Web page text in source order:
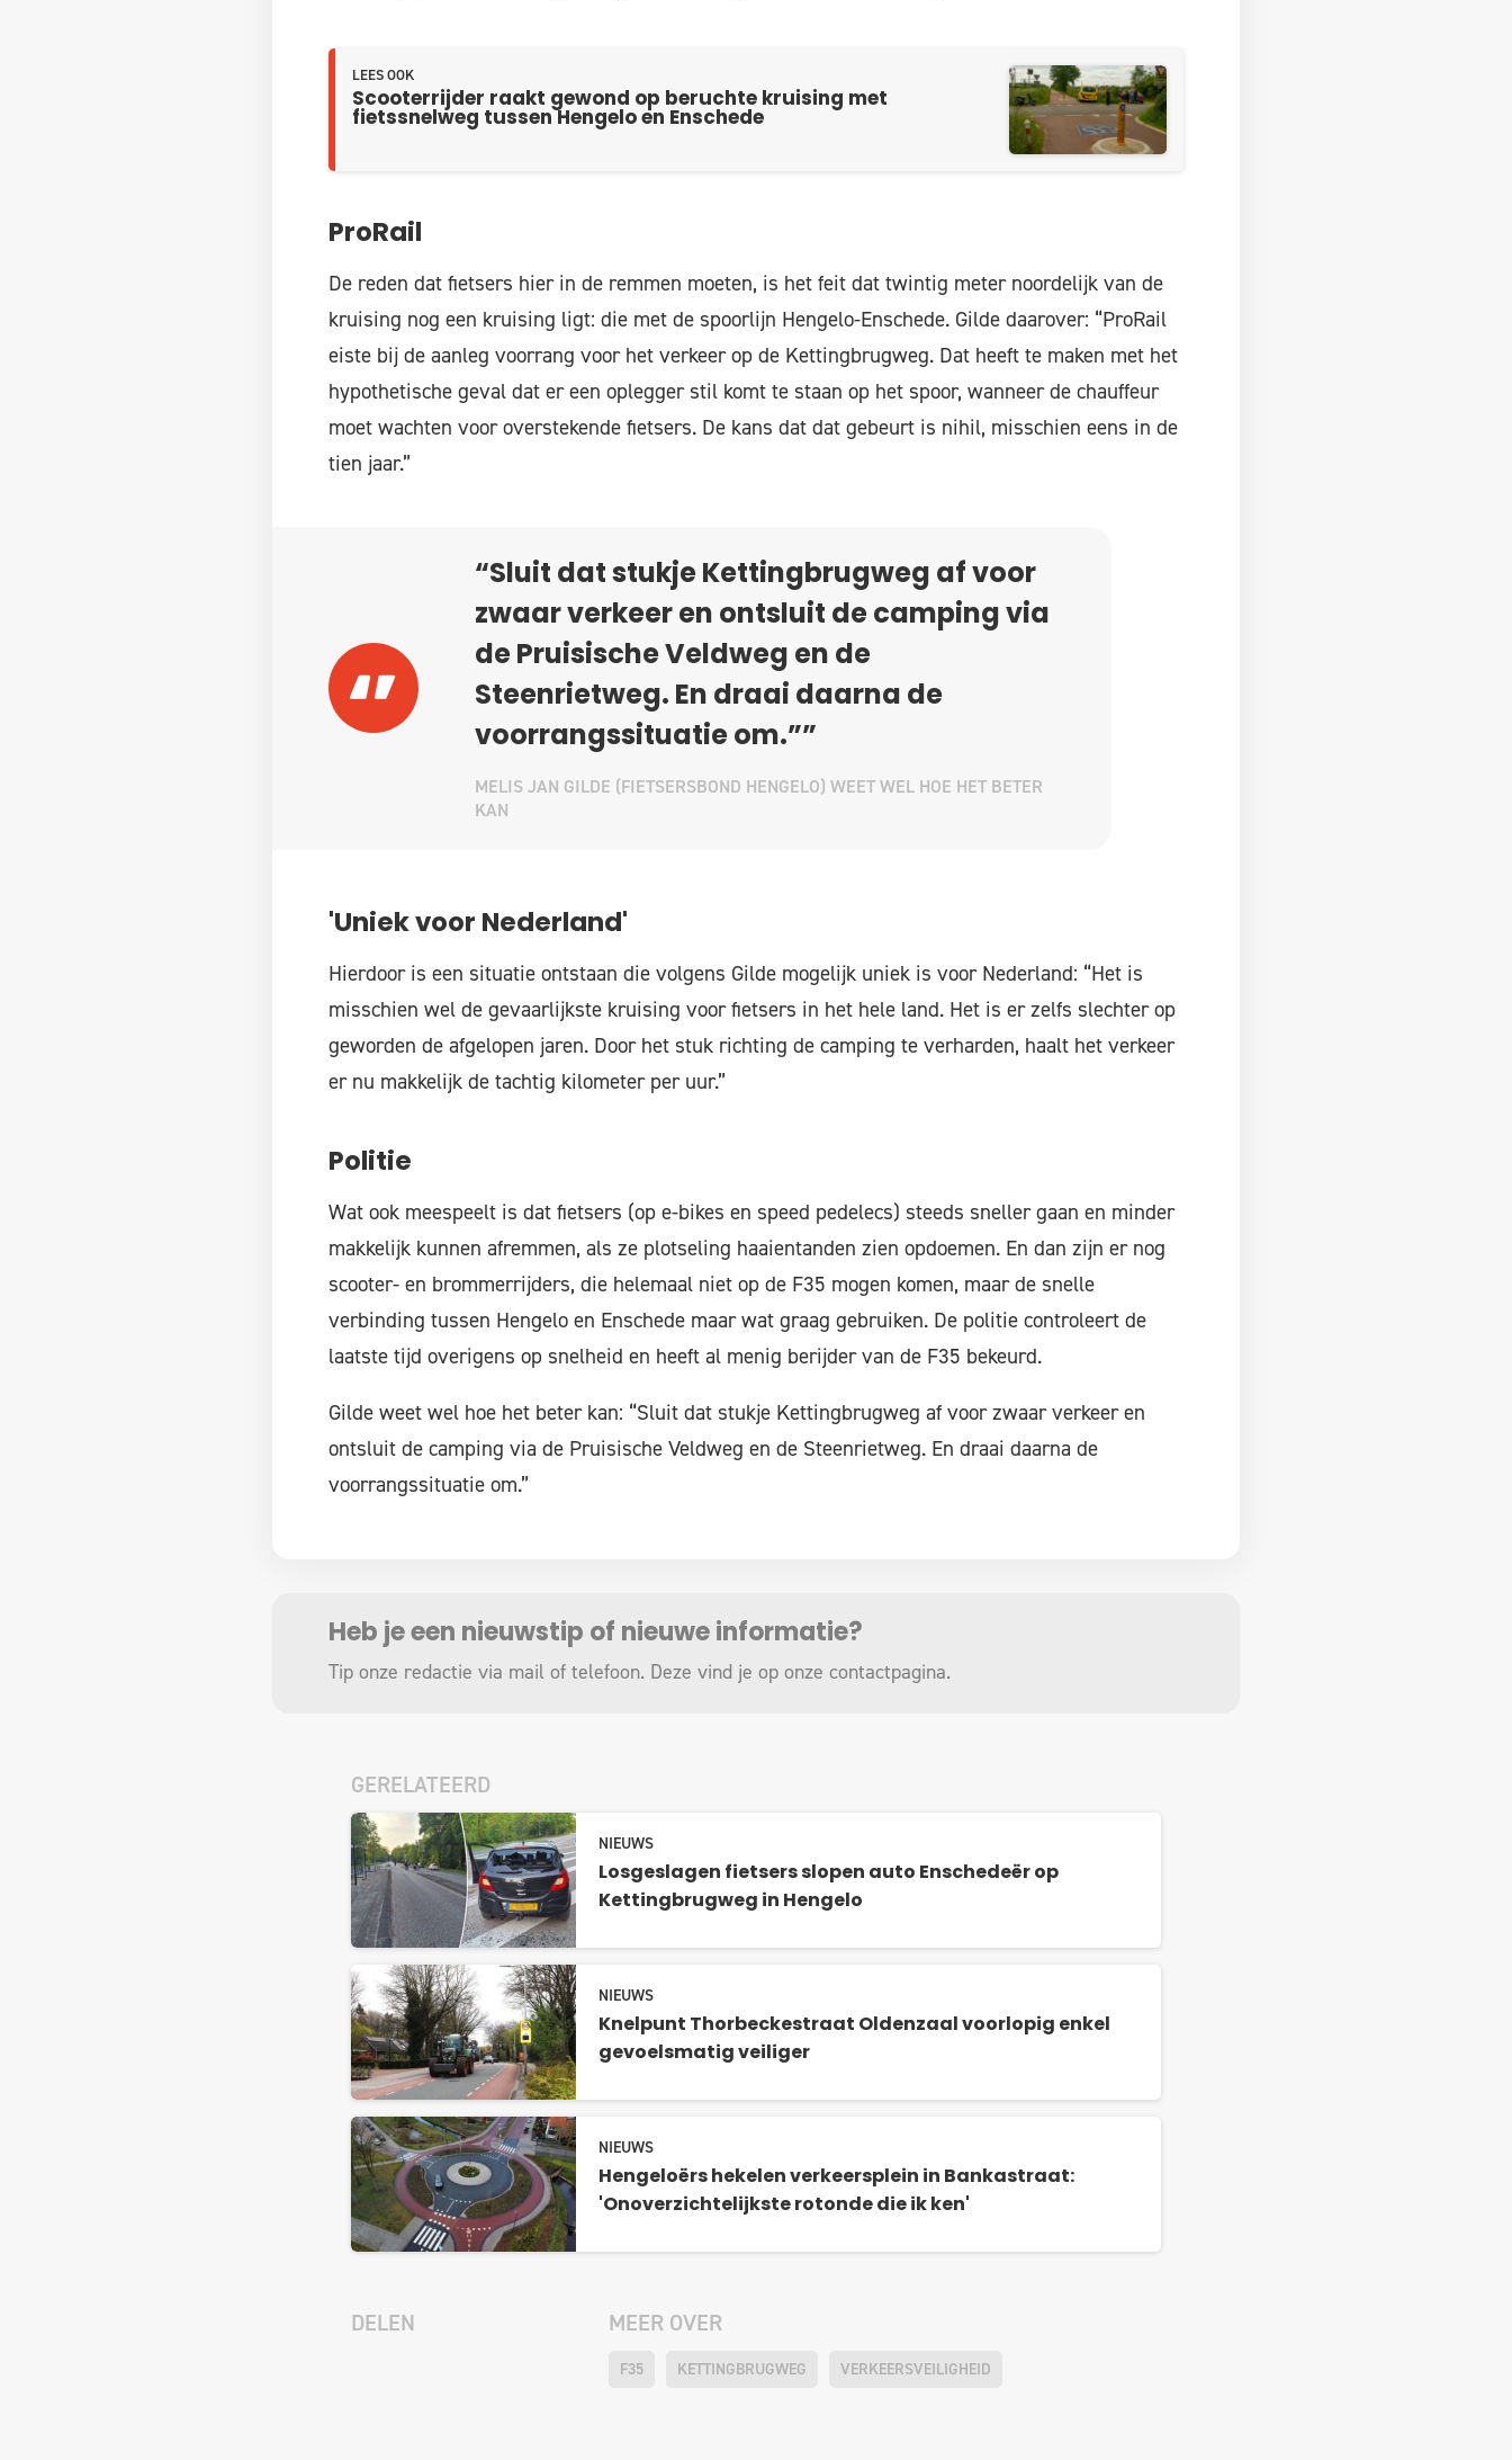
LEES OOK
Scooterrijder raakt gewond op beruchte kruising met
fietssnelweg tussen Hengelo en Enschede
ProRail
De reden dat fietsers hier in de remmen moeten, is het feit dat twintig meter noordelijk van de
kruising nog een kruising ligt: die met de spoorlijn Hengelo-Enschede. Gilde daarover: “ProRail
eiste bij de aanleg voorrang voor het verkeer op de Kettingbrugweg. Dat heeft te maken met het
hypothetische geval dat er een oplegger stil komt te staan op het spoor, wanneer de chauffeur
moet wachten voor overstekende fietsers. De kans dat dat gebeurt is nihil, misschien eens in de
tien jaar.”
“Sluit dat stukje Kettingbrugweg af voor
zwaar verkeer en ontsluit de camping via
de Pruisische Veldweg en de
Steenrietweg. En draai daarna de
voorrangssituatie om.””
MELIS JAN GILDE (FIETSERSBOND HENGELO) WEET WEL HOE HET BETER
KAN
'Uniek voor Nederland'
Hierdoor is een situatie ontstaan die volgens Gilde mogelijk uniek is voor Nederland: “Het is
misschien wel de gevaarlijkste kruising voor fietsers in het hele land. Het is er zelfs slechter op
geworden de afgelopen jaren. Door het stuk richting de camping te verharden, haalt het verkeer
er nu makkelijk de tachtig kilometer per uur.”
Politie
Wat ook meespeelt is dat fietsers (op e-bikes en speed pedelecs) steeds sneller gaan en minder
makkelijk kunnen afremmen, als ze plotseling haaientanden zien opdoemen. En dan zijn er nog
scooter- en brommerrijders, die helemaal niet op de F35 mogen komen, maar de snelle
verbinding tussen Hengelo en Enschede maar wat graag gebruiken. De politie controleert de
laatste tijd overigens op snelheid en heeft al menig berijder van de F35 bekeurd.
Gilde weet wel hoe het beter kan: “Sluit dat stukje Kettingbrugweg af voor zwaar verkeer en
ontsluit de camping via de Pruisische Veldweg en de Steenrietweg. En draai daarna de
voorrangssituatie om.”
Heb je een nieuwstip of nieuwe informatie?
Tip onze redactie via mail of telefoon. Deze vind je op onze contactpagina.
GERELATEERD
NIEUWS
Losgeslagen fietsers slopen auto Enschedeër op
Kettingbrugweg in Hengelo
NIEUWS
Knelpunt Thorbeckestraat Oldenzaal voorlopig enkel
gevoelsmatig veiliger
NIEUWS
Hengeloërs hekelen verkeersplein in Bankastraat:
'Onoverzichtelijkste rotonde die ik ken'
DELEN MEER OVER
F35 KETTINGBRUGWEG VERKEERSVEILIGHEID